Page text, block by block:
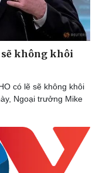
máy
sẽ không khôi
có lẽ sẽ không khôi
Ngoại trưởng Mike